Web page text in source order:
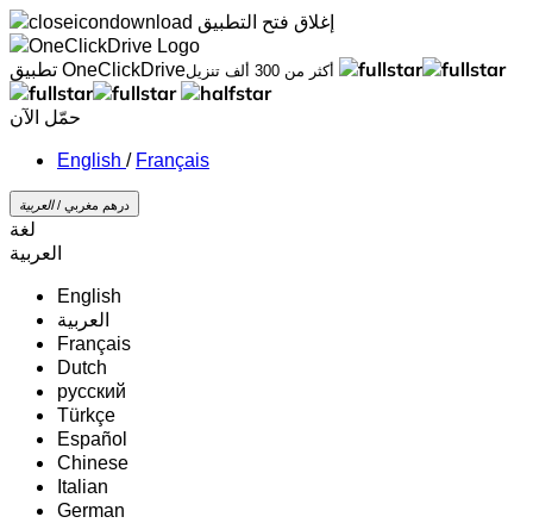
إغلاق فتح التطبيق
تطبيق OneClickDrive
أكثر من 300 ألف تنزيل
حمّل الآن
/ Français
درهم مغربي /‏العربية‏
لغة
‏العربية‏
English
‏العربية‏
Français
Dutch
русский
Türkçe
Español
Chinese
Italian
German